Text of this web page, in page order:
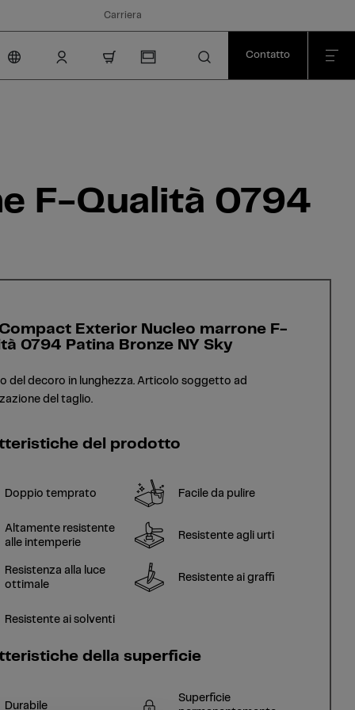
Carriera
Contatto
F-Qualità 0794
Exterior Nucleo marrone F-
0794 Patina Bronze NY Sky
del decoro in lunghezza. Articolo soggetto ad
del taglio.
del prodotto
Doppio temprato Facile da pulire
Altamente resistente
alle intemperie
Resistente agli urti
Resistenza alla luce
ottimale
Resistente ai graffi
Resistente ai solventi
della superficie
Durabile
Superficie